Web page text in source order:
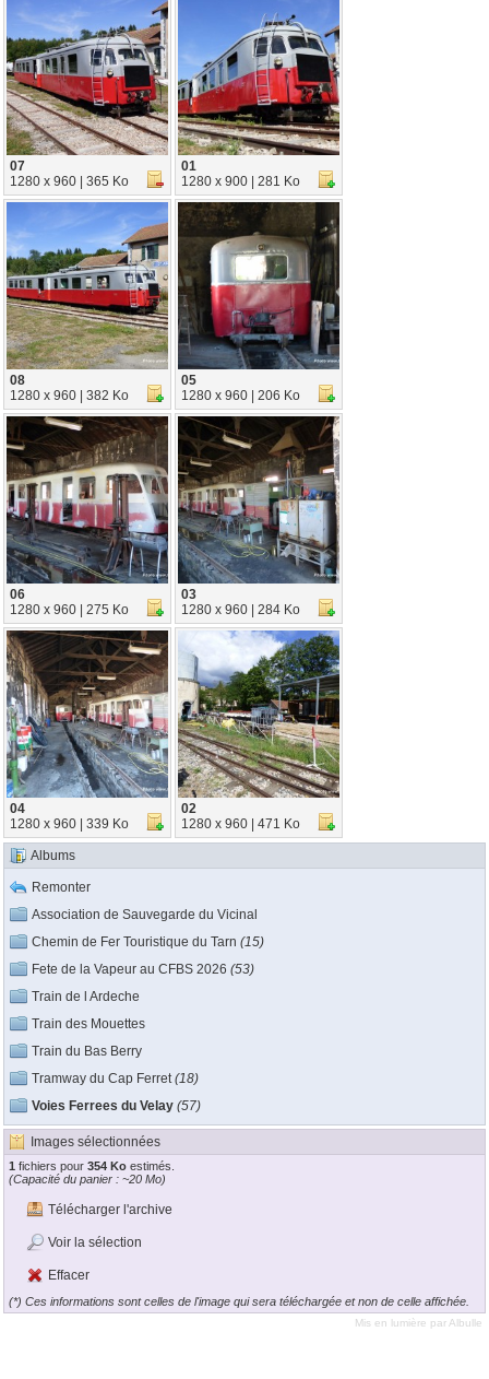
07
1280 x 960 | 365 Ko
01
1280 x 900 | 281 Ko
08
1280 x 960 | 382 Ko
05
1280 x 960 | 206 Ko
06
1280 x 960 | 275 Ko
03
1280 x 960 | 284 Ko
04
1280 x 960 | 339 Ko
02
1280 x 960 | 471 Ko
Albums
Remonter
Association de Sauvegarde du Vicinal
Chemin de Fer Touristique du Tarn (15)
Fete de la Vapeur au CFBS 2026 (53)
Train de l Ardeche
Train des Mouettes
Train du Bas Berry
Tramway du Cap Ferret (18)
Voies Ferrees du Velay (57)
Images sélectionnées
1 fichiers pour 354 Ko estimés.
(Capacité du panier : ~20 Mo)
Télécharger l'archive
Voir la sélection
Effacer
(*) Ces informations sont celles de l'image qui sera téléchargée et non de celle affichée.
Mis en lumière par Albulle